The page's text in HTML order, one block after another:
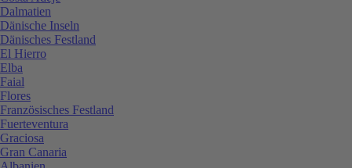
Dalmatien
Dänische Inseln
Dänisches Festland
El Hierro
Elba
Faial
Flores
Französisches Festland
Fuerteventura
Graciosa
Gran Canaria